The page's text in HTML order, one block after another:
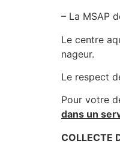
– La MSAP
Le centre
nageur.
Le respect
Pour votre
dans un
COLLECTE